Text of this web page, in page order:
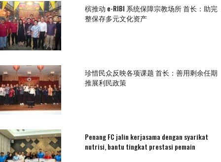
槟推动 e-RIBI 系统保障宗教场所 首长：助完
整保存多元文化资产
珍惜民众反映各项课题 首长：善用剩余任期
推展利民政策
Penang FC jalin kerjasama dengan syarikat
nutrisi, bantu tingkat prestasi pemain